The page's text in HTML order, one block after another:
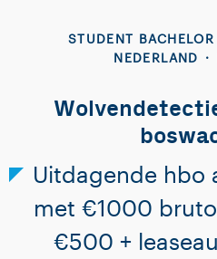
STUDENT BACHELOR
NEDERLAND ·
Uitdagende hbo
met €1000
€500 +